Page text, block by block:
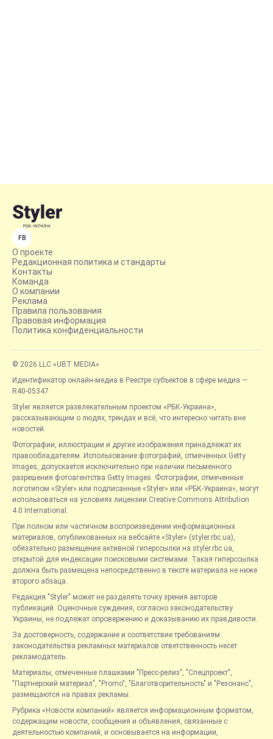
FB
О проекте
Редакционная политика и стандарты
Контакты
Команда
О компании
Реклама
Правила пользования
Правовая информация
Политика конфиденциальности
© 2026 LLC «UBT MEDIA»
Идентификатор онлайн-медиа в Реестре субъектов в сфере медиа —
R40-05347
Styler является развлекательным проектом «РБК-Украина»,
рассказывающим о людях, трендах и всё, что интересно читать вне
новостей.
Фотографии, иллюстрации и другие изображения принадлежат их
правообладателям. Использование фотографий, отмеченных Getty
Images, допускается исключительно при наличии письменного
разрешения фотоагентства Getty Images. Фотографии, отмеченные
логотипом «Styler» или подписанные «Styler» или «РБК-Украина», могут
использоваться на условиях лицензии Creative Commons Attribution
4.0 International.
При полном или частичном воспроизведении информационных
материалов, опубликованных на вебсайте «Styler» (styler.rbc.ua),
обязательно размещение активной гиперссылки на styler.rbc.ua,
открытой для индексации поисковыми системами. Такая гиперссылка
должна быть размещена непосредственно в тексте материала не ниже
второго абзаца.
Редакция "Styler" может не разделять точку зрения авторов
публикаций. Оценочные суждения, согласно законодательству
Украины, не подлежат опровержению и доказыванию их правдивости.
За достоверность, содержание и соответствие требованиям
законодательства рекламных материалов ответственность несет
рекламодатель.
Материалы, отмеченные плашками "Пресс-релиз", "Спецпроект",
"Партнерский материал", "Promo", "Благотворительность" и "Резонанс",
размещаются на правах рекламы.
Рубрика «Новости компаний» является информационным форматом,
содержащим новости, сообщения и объявления, связанные с
деятельностью компаний, и основывается на информации,